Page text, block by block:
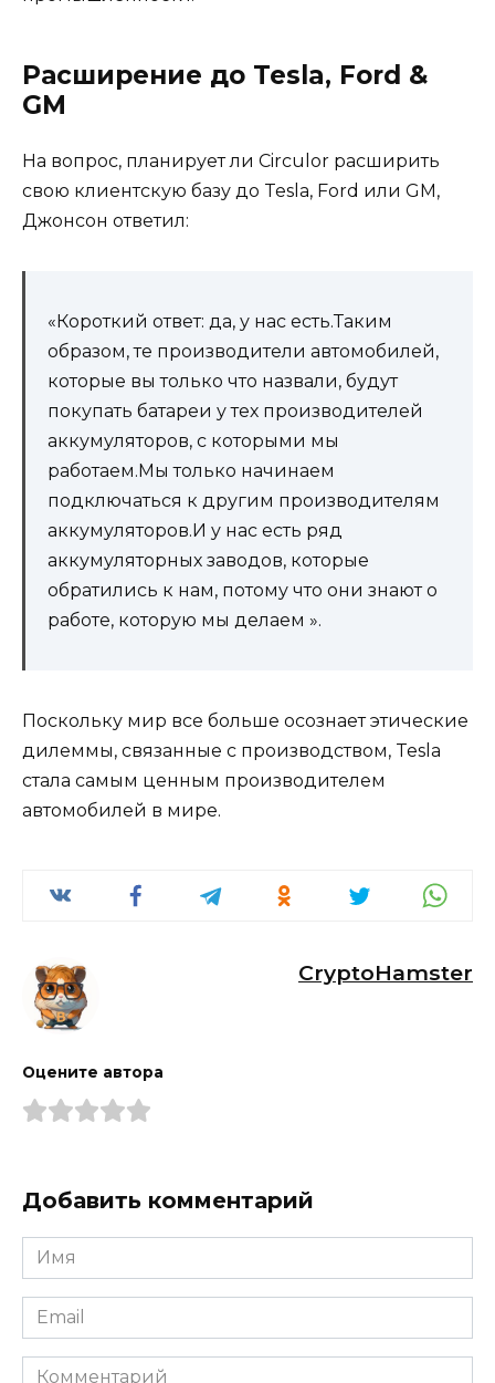
Расширение до Tesla, Ford &
GM
На вопрос, планирует ли Circulor расширить
свою клиентскую базу до Tesla, Ford или GM,
Джонсон ответил:
«Короткий ответ: да, у нас есть.Таким
образом, те производители автомобилей,
которые вы только что назвали, будут
покупать батареи у тех производителей
аккумуляторов, с которыми мы
работаем.Мы только начинаем
подключаться к другим производителям
аккумуляторов.И у нас есть ряд
аккумуляторных заводов, которые
обратились к нам, потому что они знают о
работе, которую мы делаем ».
Поскольку мир все больше осознает этические
дилеммы, связанные с производством, Tesla
стала самым ценным производителем
автомобилей в мире.
CryptoHamster
Оцените автора
Добавить комментарий
Имя
*
Email
*
Комментарий